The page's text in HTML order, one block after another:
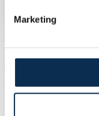
Marketing